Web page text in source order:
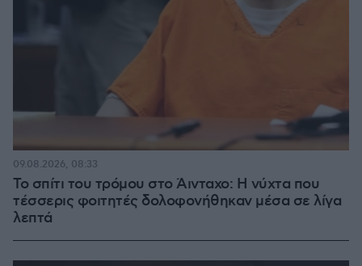
Το σπίτι του τρόμου στο Άινταχο: Η νύχτα που
τέσσερις φοιτητές δολοφονήθηκαν μέσα σε λίγα
λεπτά
09.08.2026, 08:33